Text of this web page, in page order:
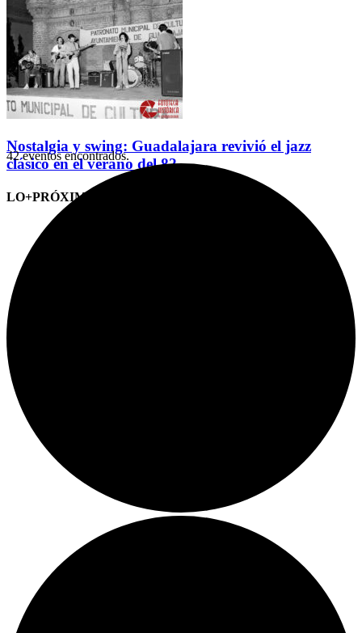
Nostalgia y swing: Guadalajara revivió el jazz
clásico en el verano del 82
LO+PRÓXIMO (CITAS)
42 eventos encontrados.